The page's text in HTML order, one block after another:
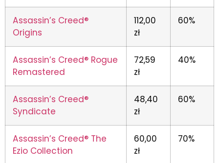
Assassin’s Creed®
Origins
112,00
zł
60%
Assassin’s Creed® Rogue
Remastered
72,59
zł
40%
Assassin’s Creed®
Syndicate
48,40
zł
60%
Assassin’s Creed® The
Ezio Collection
60,00
zł
70%